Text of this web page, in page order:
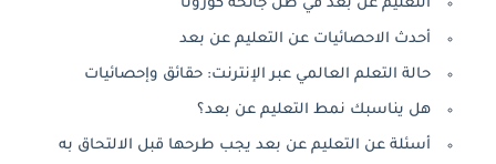
التعليم عن بعد في ظل جائحة كورونا
أحدث الاحصائيات عن التعليم عن بعد
حالة التعلم العالمي عبر الإنترنت: حقائق وإحصائيات
هل يناسبك نمط التعليم عن بعد؟
أسئلة عن التعليم عن بعد يجب طرحها قبل الالتحاق به